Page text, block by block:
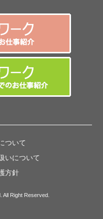
ついて
いについて
方針
Right Reserved.